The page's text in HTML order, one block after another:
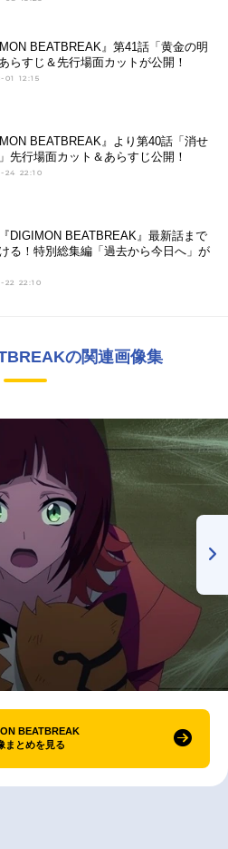
BEATBREAK』第41話「黄金の明
らすじ＆先行場面カットが公開！
12:15
BEATBREAK』より第40話「消せ
先行場面カット＆あらすじ公開！
24 22:10
DIGIMON BEATBREAK』最新話まで
る！特別総集編「過去から今日へ」が
22 22:10
の関連画像集
BEATBREAK
まとめを見る